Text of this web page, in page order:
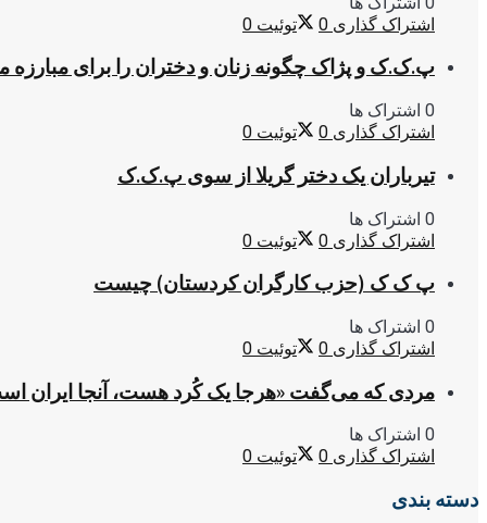
اشتراک گذاری 0 توئیت 0
پ.ک.ک و پژاک چگونه زنان و دختران را برای
0 اشتراک ها
اشتراک گذاری 0 توئیت 0
تیرباران یک دختر گریلا از سوی پ.ک.ک
0 اشتراک ها
اشتراک گذاری 0 توئیت 0
پ ک ک (حزب کارگران کردستان) چیست
0 اشتراک ها
اشتراک گذاری 0 توئیت 0
مردی که می‌گفت «هرجا یک کُرد هست، آنجا ایران
0 اشتراک ها
اشتراک گذاری 0 توئیت 0
دسته بندی